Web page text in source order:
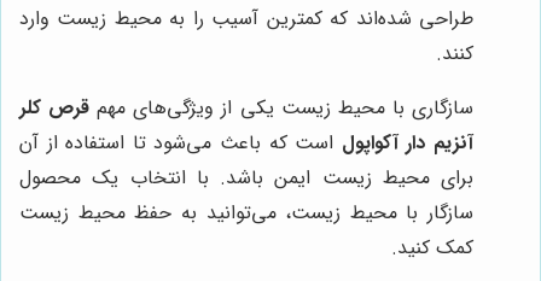
طراحی شده‌اند که کمترین آسیب را به محیط زیست وارد
کنند.
سازگاری با محیط زیست یکی از ویژگی‌های مهم قرص کلر
آنزیم دار آکواپول است که باعث می‌شود تا استفاده از آن
برای محیط زیست ایمن باشد. با انتخاب یک محصول
سازگار با محیط زیست، می‌توانید به حفظ محیط زیست
کمک کنید.